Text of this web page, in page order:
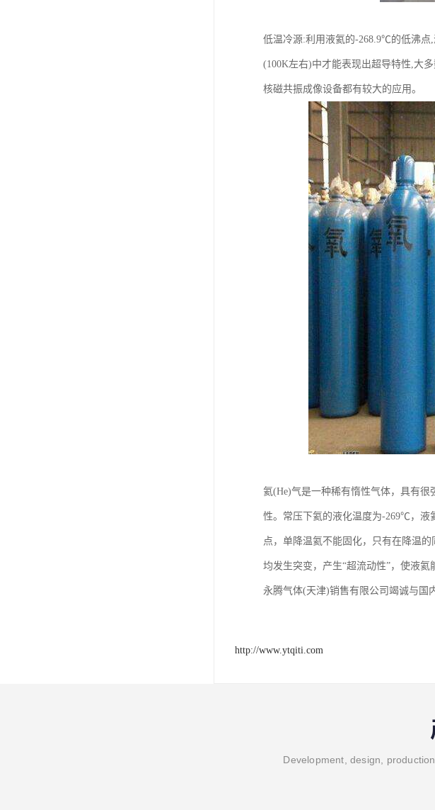
低温冷源:利用液氦的-268.9℃的低沸点
(100K左右)中才能表现出超导特性,大
核磁共振成像设备都有较大的应用。
氦(He)气是一种稀有惰性气体，具有
性。常压下氦的液化温度为-269℃，液
点，单降温氦不能固化，只有在降温
均发生突变，产生“超流动性”，使液氦
永腾气体(天津)销售有限公司竭诚与国
http://www.ytqiti.com
Development, design,